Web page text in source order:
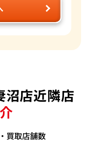
沼店近隣店
買取店舗数